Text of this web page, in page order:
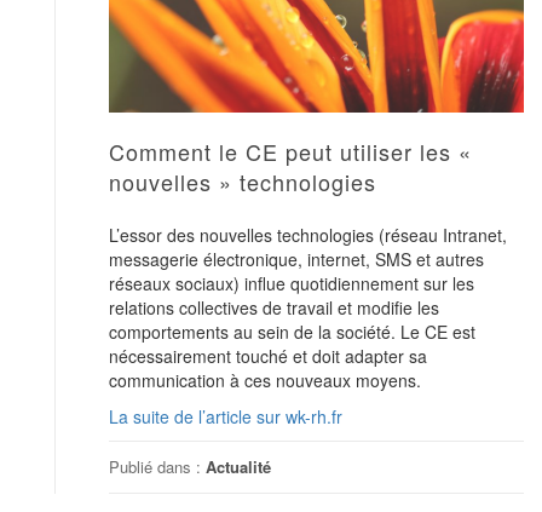
Comment le CE peut utiliser les «
nouvelles » technologies
L’essor des nouvelles technologies (réseau Intranet,
messagerie électronique, internet, SMS et autres
réseaux sociaux) influe quotidiennement sur les
relations collectives de travail et modifie les
comportements au sein de la société. Le CE est
nécessairement touché et doit adapter sa
communication à ces nouveaux moyens.
La suite de l’article sur wk-rh.fr
Publié dans : Actualité